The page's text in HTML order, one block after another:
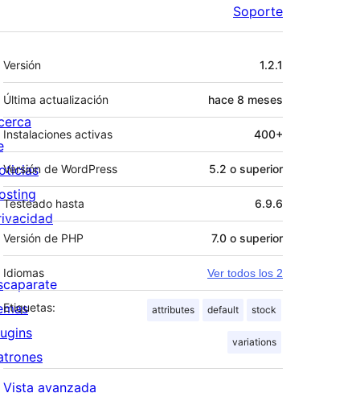
Soporte
Meta
Versión 1.2.1
Última actualización hace 8 meses
Instalaciones activas 400+
Versión de WordPress 5.2 o superior
Testeado hasta 6.9.6
Versión de PHP 7.0 o superior
Idiomas Ver todos los 2
Etiquetas: attributes default stock
variations
Vista avanzada